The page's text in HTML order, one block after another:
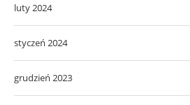
luty 2024
styczeń 2024
grudzień 2023